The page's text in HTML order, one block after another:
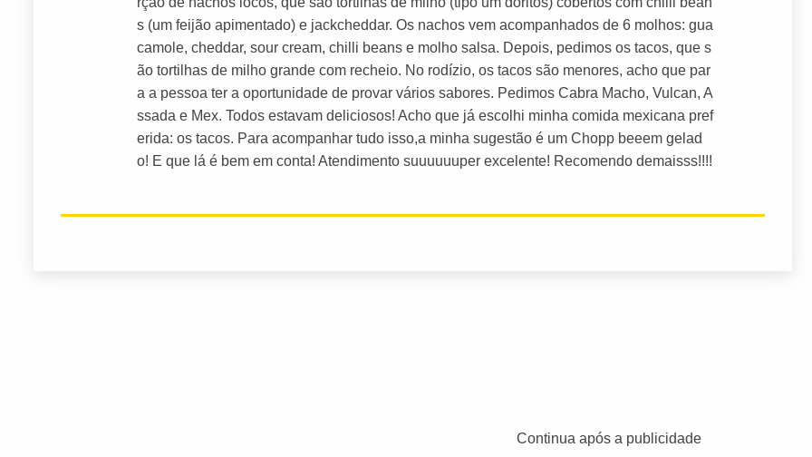
s (um feijão apimentado) e jackcheddar. Os nachos vem acompanhados de 6 molhos: gua
camole, cheddar, sour cream, chilli beans e molho salsa. Depois, pedimos os tacos, que s
ão tortilhas de milho grande com recheio. No rodízio, os tacos são menores, acho que par
a a pessoa ter a oportunidade de provar vários sabores. Pedimos Cabra Macho, Vulcan, A
ssada e Mex. Todos estavam deliciosos! Acho que já escolhi minha comida mexicana pref
erida: os tacos. Para acompanhar tudo isso,a minha sugestão é um Chopp beeem gelad
o! E que lá é bem em conta! Atendimento suuuuuuper excelente! Recomendo demaisss!!!!
Continua após a publicidade